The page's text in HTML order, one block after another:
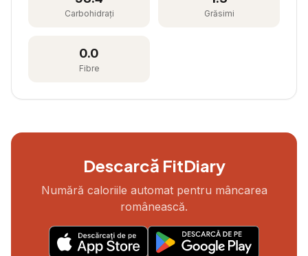
Carbohidrați Grăsimi
0.0
Fibre
Descarcă FitDiary
Numără caloriile automat pentru mâncarea
românească.